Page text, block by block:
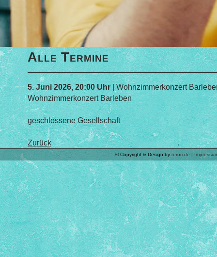
Alle Termine
5. Juni 2026, 20:00 Uhr| Wohnzimmerkonzert
Wohnzimmerkonzert Barleben
geschlossene Gesellschaft
Zurück
© Copyright & Design by rerori.de